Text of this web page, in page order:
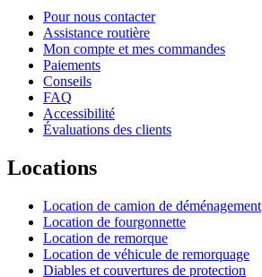
Pour nous contacter
Assistance routière
Mon compte et mes commandes
Paiements
Conseils
FAQ
Accessibilité
Évaluations des clients
Locations
Location de camion de déménagement
Location de fourgonnette
Location de remorque
Location de véhicule de remorquage
Diables et couvertures de protection